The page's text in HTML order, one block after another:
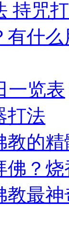
持咒
有什
一览表
打法
教的
佛？
教最